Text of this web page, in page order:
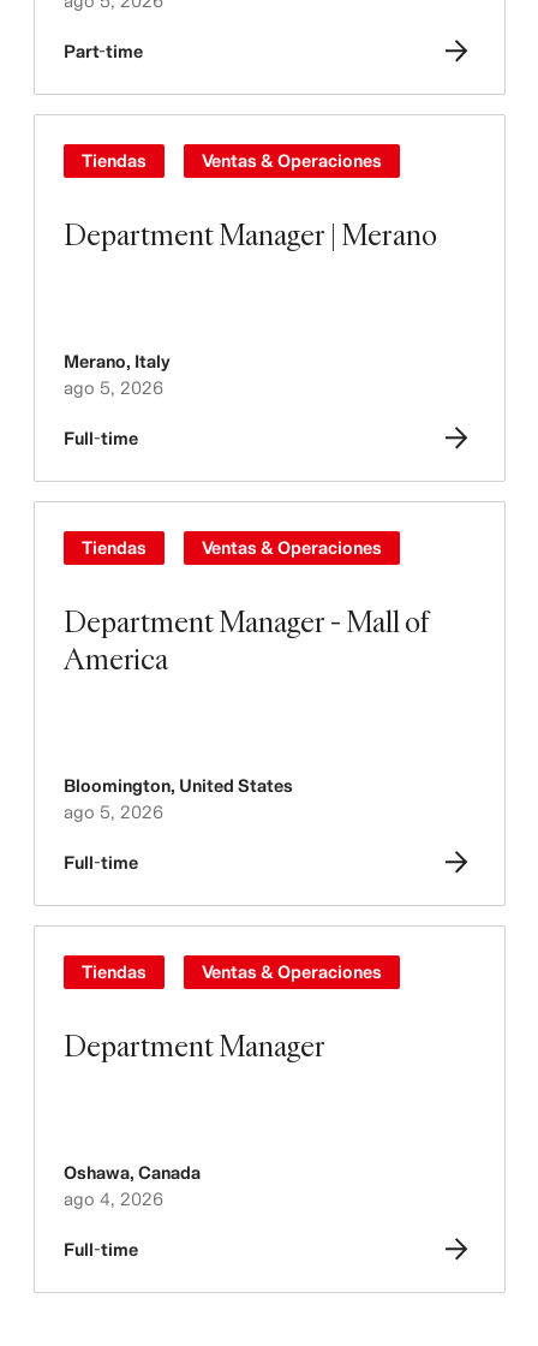
Part-time
Department Manager | Merano
Tiendas Ventas & Operaciones
Merano, Italy
ago 5, 2026
Full-time
Department Manager - Mall of
America
Tiendas Ventas & Operaciones
Bloomington, United States
ago 5, 2026
Full-time
Department Manager
Tiendas Ventas & Operaciones
Oshawa, Canada
ago 4, 2026
Full-time